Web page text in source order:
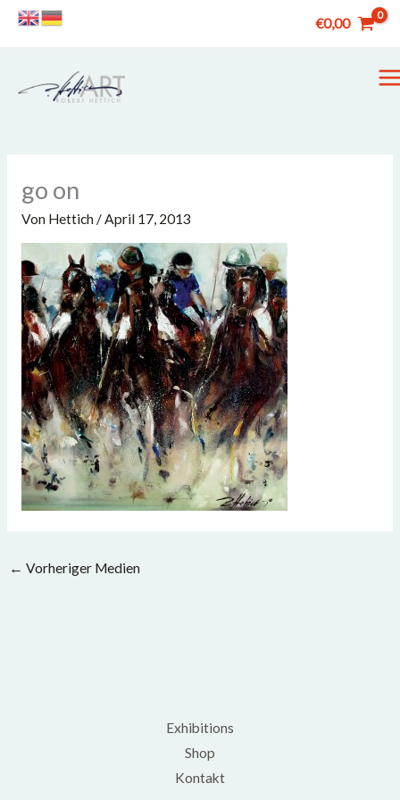
Zum
€0,00
go on
Von Hettich /April 17, 2013
← Vorheriger Medien
Exhibitions
Shop
Kontakt